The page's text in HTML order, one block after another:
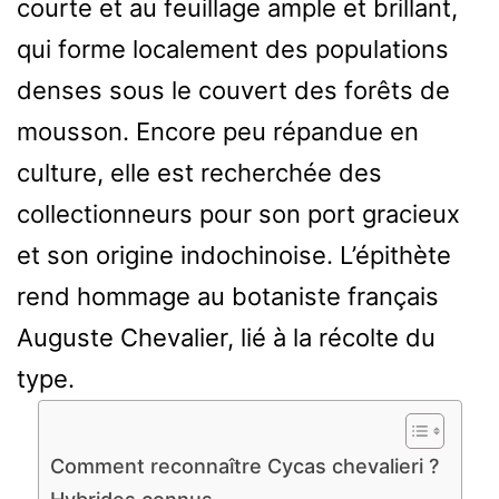
courte et au feuillage ample et brillant,
qui forme localement des populations
denses sous le couvert des forêts de
mousson. Encore peu répandue en
culture, elle est recherchée des
collectionneurs pour son port gracieux
et son origine indochinoise. L’épithète
rend hommage au botaniste français
Auguste Chevalier, lié à la récolte du
type.
Comment reconnaître Cycas chevalieri ?